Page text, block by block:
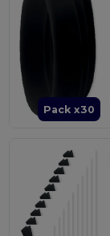
Pack x30